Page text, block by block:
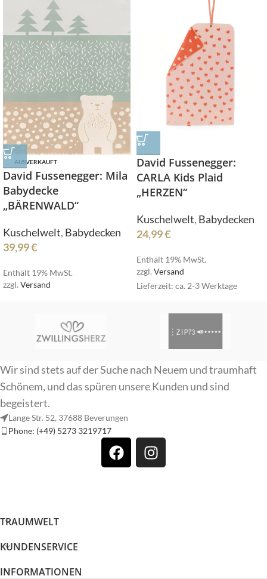
AUSVERKAUFT
David Fussenegger: Mila
Babydecke
„BÄRENWALD“
Kuschelwelt, Babydecken
39,99€
Enthält 19% MwSt.
zzgl. Versand
David Fussenegger:
CARLA Kids Plaid
„HERZEN“
Kuschelwelt, Babydecken
24,99€
Enthält 19% MwSt.
zzgl. Versand
Lieferzeit: ca. 2-3 Werktage
Wir sind stets auf der Suche nach Neuem und traumhaft
Schönem, und das spüren unsere Kunden und sind
begeistert.
Lange Str. 52, 37688 Beverungen
Phone: (+49) 5273 3219717
TRAUMWELT
KUNDENSERVICE
INFORMATIONEN